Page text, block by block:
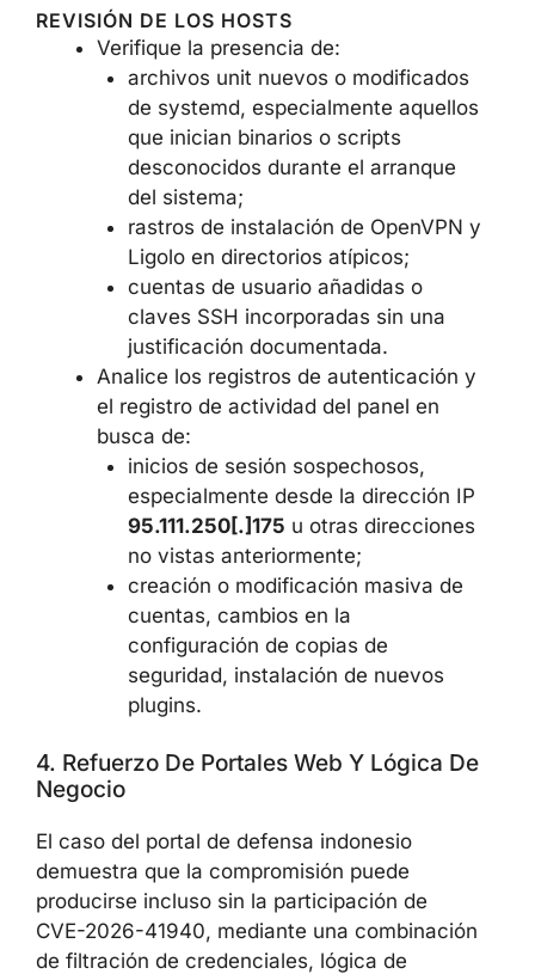
REVISIÓN DE LOS HOSTS
Verifique la presencia de:
archivos unit nuevos o modificados
de systemd, especialmente aquellos
que inician binarios o scripts
desconocidos durante el arranque
del sistema;
rastros de instalación de OpenVPN y
Ligolo en directorios atípicos;
cuentas de usuario añadidas o
claves SSH incorporadas sin una
justificación documentada.
Analice los registros de autenticación y
el registro de actividad del panel en
busca de:
inicios de sesión sospechosos,
especialmente desde la dirección IP
95.111.250[.]175 u otras direcciones
no vistas anteriormente;
creación o modificación masiva de
cuentas, cambios en la
configuración de copias de
seguridad, instalación de nuevos
plugins.
4. Refuerzo De Portales Web Y Lógica De
Negocio
El caso del portal de defensa indonesio
demuestra que la compromisión puede
producirse incluso sin la participación de
CVE-2026-41940, mediante una combinación
de filtración de credenciales, lógica de